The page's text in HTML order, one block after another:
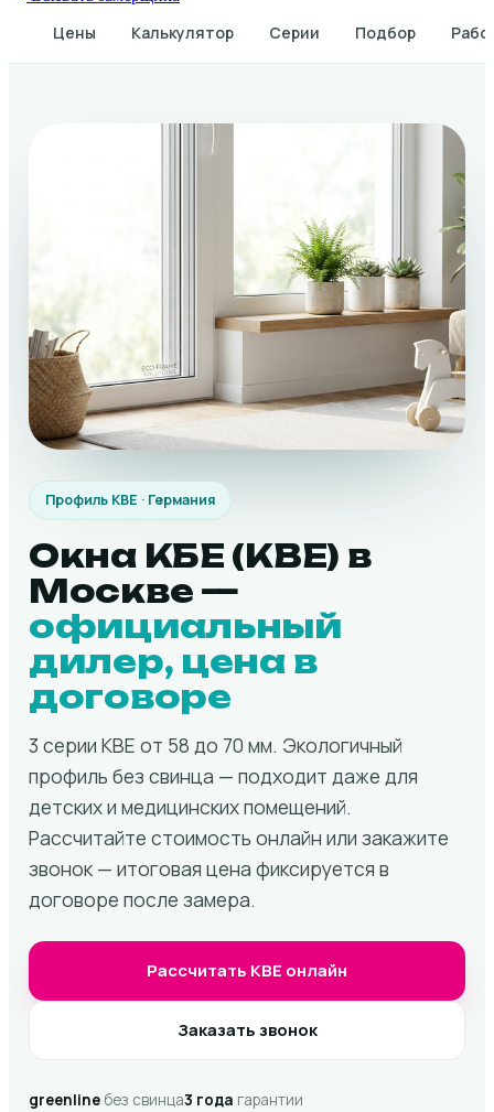
Цены Калькулятор Серии Подбор
Профиль KBE · Германия
Окна КБЕ (KBE) в
Москве —
официальный
дилер, цена в
договоре
3 серии KBE от 58 до 70 мм. Экологичный
профиль без свинца — подходит даже для
детских и медицинских помещений.
Рассчитайте стоимость онлайн или закажите
звонок — итоговая цена фиксируется в
договоре после замера.
Рассчитать KBE онлайн
Заказать звонок
greenline без свинца3 года гарантии